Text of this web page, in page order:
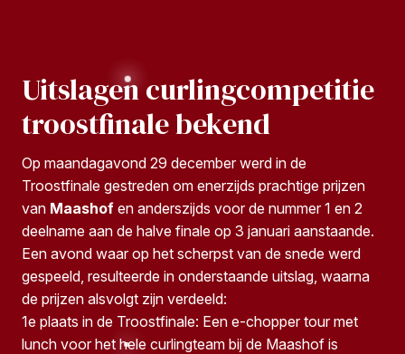
Uitslagen curlingcompetitie
troostfinale bekend
Op maandagavond 29 december werd in de
Troostfinale gestreden om enerzijds prachtige prijzen
van Maashof en anderszijds voor de nummer 1 en 2
deelname aan de halve finale op 3 januari aanstaande.
Een avond waar op het scherpst van de snede werd
gespeeld, resulteerde in onderstaande uitslag, waarna
de prijzen alsvolgt zijn verdeeld:
1e plaats in de Troostfinale: Een e-chopper tour met
lunch voor het hele curlingteam bij de Maashof is